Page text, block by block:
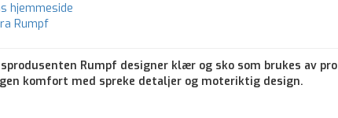
hjemmeside
Rumpf
Rumpf designer klær og sko som brukes av
komfort med spreke detaljer og moteriktig design.